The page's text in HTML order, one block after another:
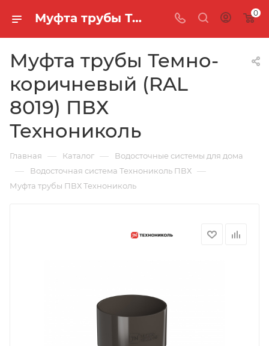
Муфта трубы Темно-коричневый (RAL 8019) ПВХ Технониколь 0
Муфта трубы Темно-
коричневый (RAL
8019) ПВХ
Технониколь
Главная — Каталог — Водосточные системы для дома
— Водосточная система Технониколь ПВХ —
Муфта трубы ПВХ Технониколь